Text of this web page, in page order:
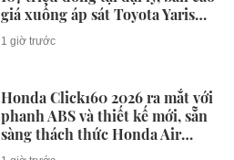
giá xuống áp sát Toyota Yaris
Cross
1 giờ trước
Honda Click160 2026 ra mắt với
phanh ABS và thiết kế mới, sẵn
sàng thách thức Honda Air
Blade và Yamaha NVX